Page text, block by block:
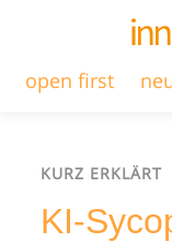
open first
KURZ ERKLÄRT
KI-